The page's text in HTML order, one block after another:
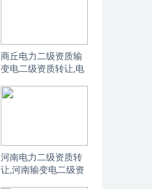
商丘电力二级资质输
变电二级资质转让,电
专包资质的有效期是
河南电力二级资质转
让,河南输变电二级资